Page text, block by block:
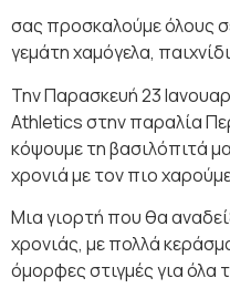
σας προσκαλούμε όλους
γεμάτη χαμόγελα,
Την Παρασκευή 23
Athletics στην παραλία
κόψουμε τη βασιλόπιτά
χρονιά με τον πιο
Μια γιορτή που θα
χρονιάς, με πολλά
όμορφες στιγμές για όλα